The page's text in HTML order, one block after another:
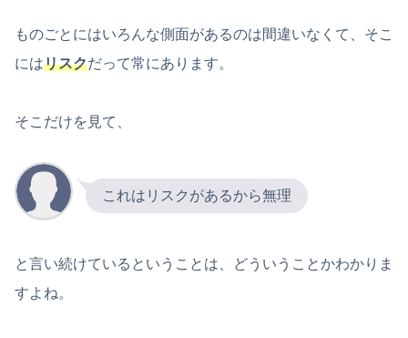
ものごとにはいろんな側面があるのは間違いなくて、そこ
にはリスクだって常にあります。
そこだけを見て、
これはリスクがあるから無理
と言い続けているということは、どういうことかわかりま
すよね。